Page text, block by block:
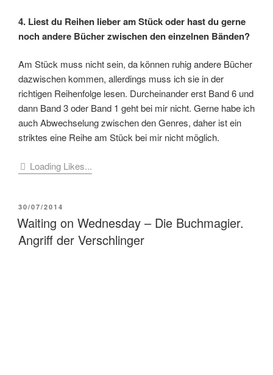
4. Liest du Reihen lieber am Stück oder hast du gerne
noch andere Bücher zwischen den einzelnen Bänden?
Am Stück muss nicht sein, da können ruhig andere Bücher
dazwischen kommen, allerdings muss ich sie in der
richtigen Reihenfolge lesen. Durcheinander erst Band 6 und
dann Band 3 oder Band 1 geht bei mir nicht. Gerne habe ich
auch Abwechselung zwischen den Genres, daher ist ein
striktes eine Reihe am Stück bei mir nicht möglich.
Loading Likes...
VERÖFFENTLICHT
AM
30/07/2014
Waiting on Wednesday – Die Buchmagier.
Angriff der Verschlinger